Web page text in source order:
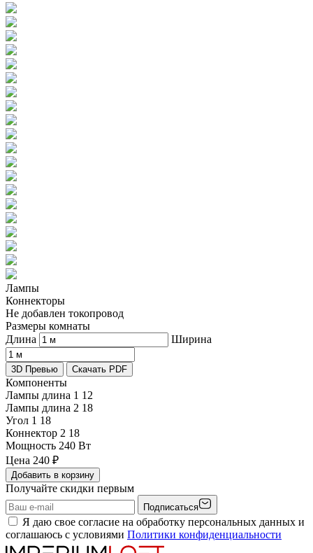
Лампы
Коннекторы
Не добавлен токопровод
Размеры комнаты
Длина
Ширина
3D Превью Скачать PDF
Компоненты
Лампы длина 1 12
Лампы длина 2 18
Угол 1 18
Коннектор 2 18
Мощность 240 Вт
Цена 240 ₽
Добавить в корзину
Получайте скидки первым
Подписаться
Я даю свое согласие на обработку персональных данных и
соглашаюсь с условиями Политики конфиденциальности